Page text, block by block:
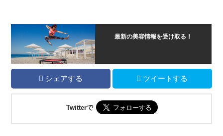
最新の美容情報を受け取る！
シェアする ツイートする
Twitterで